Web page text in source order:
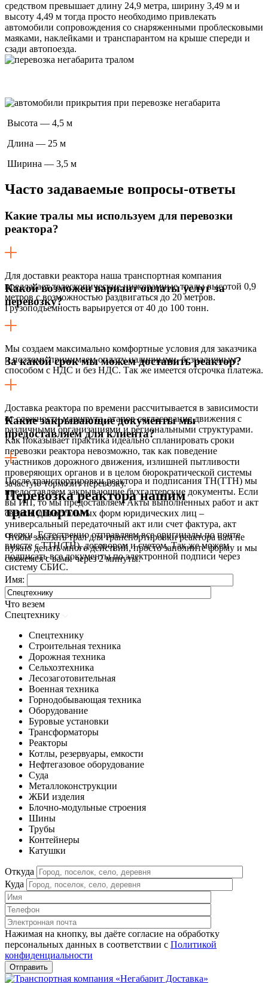
средством превышает длину 24,9 метра, ширину 3,49 м и
высоту 4,49 м тогда просто необходимо привлекать
автомобили сопровождения со снаряженными проблесковыми
маяками, наклейками и транспарантом на крыше спереди и
сзади автопоезда.
Высота — 4,5 м
Длина — 25 м
Ширина — 3,5 м
Часто задаваемые вопросы-ответы
Какие тралы мы используем для перевозки
реактора?
Для доставки реактора наша транспортная компания
предлагает телескопические низкорамные тралы высотой 0,9
метров с возможностью раздвигаться до 20 метров.
Грузоподъемность варьируется от 40 до 100 тонн.
Какой возможен вариант оплаты услуг за
перевозку?
Мы создаем максимально комфортные условия для заказчика
и поэтому принимаем оплату наличными, безналичным
способом с НДС и без НДС. Так же имеется отсрочка платежа.
За какой срок мы можем доставить реактор?
Доставка реактора по времени рассчитывается в зависимости
от сложности маршрута, этапов согласования движения с
различными организациями и региональными структурами.
Как показывает практика идеально спланировать сроки
перевозки реактора невозможно, так как поведение
участников дорожного движения, излишней пытливости
проверяющих органов и в целом бюрократической системы
зачастую тормозит перевозку.
Какие закрывающие документы мы
предоставляем для клиента?
После транспортировки реактора и подписания ТН(ТТН) мы
предоставляем закрывающие бухгалтерские документы. Если
вы ИП, то мы предоставляем Акты выполненных работ и акт
сверки, для остальных форм юридических лиц –
универсальный передаточный акт или счет фактура, акт
сверки. Естественно отправляем все оригиналы по почте
вместе с ТТН(ТН), договором и счетом. Так же можем
подписать все документы по электронной подписи через
систему СБИС.
Перевозка реактора нашим
транспортом
Чтобы заказать трал для транспортировки реактора вам не
нужно делать много действий, просто заполните форму и мы
свяжемся с вами через 2 минуты.
Имя:
Что везем
Спецтехнику
Спецтехнику
Строительная техника
Дорожная техника
Сельхозтехника
Лесозаготовительная
Военная техника
Горнодобывающая техника
Оборудование
Буровые установки
Трансформаторы
Реакторы
Котлы, резервуары, емкости
Нефтегазовое оборудование
Cуда
Металлоконструкции
ЖБИ изделия
Блочно-модульные строения
Шины
Трубы
Контейнеры
Катушки
Откуда
Куда
Нажимая на кнопку, вы даёте согласие на обработку
персональных данных в соответствии c Политикой
конфиденциальности